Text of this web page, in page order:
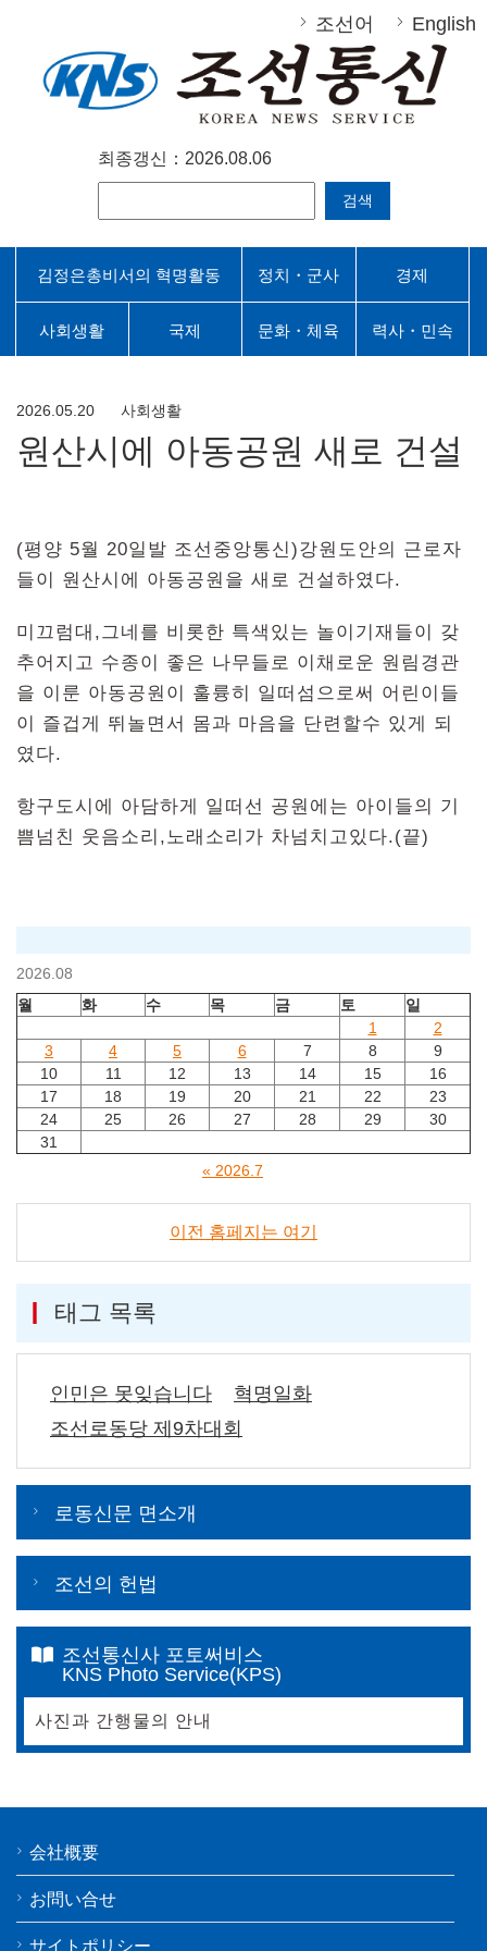
조선어 English
최종갱신：2026.08.06
검색
김정은총비서의 혁명활동 정치・군사 경제
사회생활 국제 문화・체육 력사・민속
2026.05.20 사회생활
원산시에 아동공원 새로 건설
(평양 5월 20일발 조선중앙통신)강원도안의 근로자
들이 원산시에 아동공원을 새로 건설하였다.
미끄럼대,그네를 비롯한 특색있는 놀이기재들이 갖
추어지고 수종이 좋은 나무들로 이채로운 원림경관
을 이룬 아동공원이 훌륭히 일떠섬으로써 어린이들
이 즐겁게 뛰놀면서 몸과 마음을 단련할수 있게 되
였다.
항구도시에 아담하게 일떠선 공원에는 아이들의 기
쁨넘친 웃음소리,노래소리가 차넘치고있다.(끝)
2026.08
월
화 수 목 금 토
일
1
2
3
4 5 6 7 8
9
10
11 12 13 14 15
16
17
18 19 20 21 22
23
24
25 26 27 28 29
30
31
« 2026.7
이전 홈페지는 여기
태그 목록
인민은 못잊습니다
혁명일화
조선로동당 제9차대회
로동신문 면소개
조선의 헌법
조선통신사 포토써비스
KNS Photo Service(KPS)
사진과 간행물의 안내
会社概要
お問い合せ
サイトポリシー